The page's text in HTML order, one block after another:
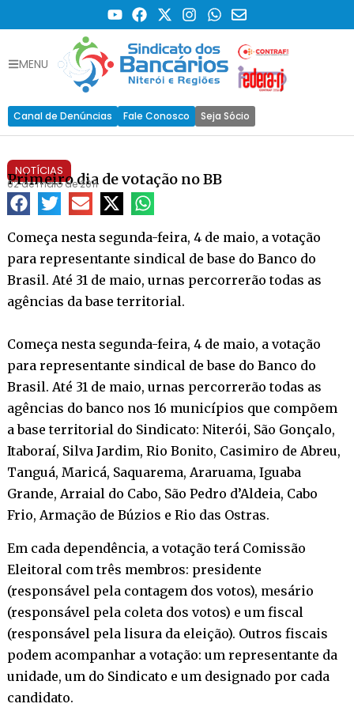
MENU
Canal de Denúncias Fale Conosco Seja Sócio
NOTÍCIAS
Primeiro dia de votação no BB
02 de maio de 2011
Começa nesta segunda-feira, 4 de maio, a votação
para representante sindical de base do Banco do
Brasil. Até 31 de maio, urnas percorrerão todas as
agências da base territorial.
Começa nesta segunda-feira, 4 de maio, a votação
para representante sindical de base do Banco do
Brasil. Até 31 de maio, urnas percorrerão todas as
agências do banco nos 16 municípios que compõem
a base territorial do Sindicato: Niterói, São Gonçalo,
Itaboraí, Silva Jardim, Rio Bonito, Casimiro de Abreu,
Tanguá, Maricá, Saquarema, Araruama, Iguaba
Grande, Arraial do Cabo, São Pedro d’Aldeia, Cabo
Frio, Armação de Búzios e Rio das Ostras.
Em cada dependência, a votação terá Comissão
Eleitoral com três membros: presidente
(responsável pela contagem dos votos), mesário
(responsável pela coleta dos votos) e um fiscal
(responsável pela lisura da eleição). Outros fiscais
podem acompanhar a votação: um representante da
unidade, um do Sindicato e um designado por cada
candidato.